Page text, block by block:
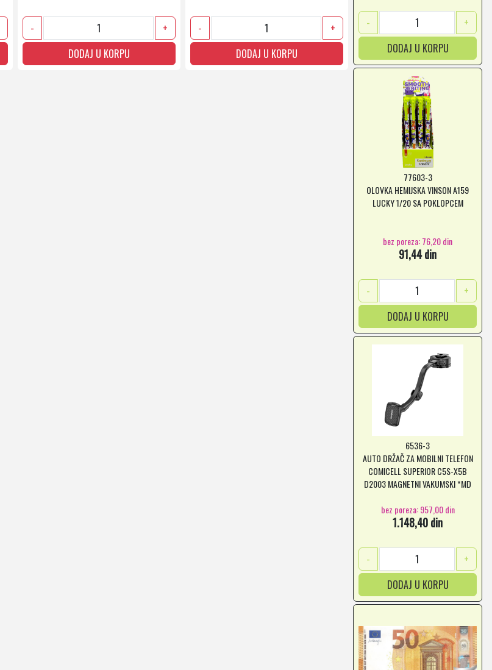
-
+
DODAJ U KORPU
-
+
DODAJ U KORPU
-
+
DODAJ U KORPU
77603-3
OLOVKA HEMIJSKA VINSON A159
LUCKY 1/20 SA POKLOPCEM
bez poreza: 76,20 din
91,44 din
-
+
DODAJ U KORPU
6536-3
AUTO DRŽAČ ZA MOBILNI TELEFON
COMICELL SUPERIOR C5S-X5B
D2003 MAGNETNI VAKUMSKI *MD
bez poreza: 957,00 din
1.148,40 din
-
+
DODAJ U KORPU